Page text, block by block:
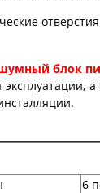
блок
6